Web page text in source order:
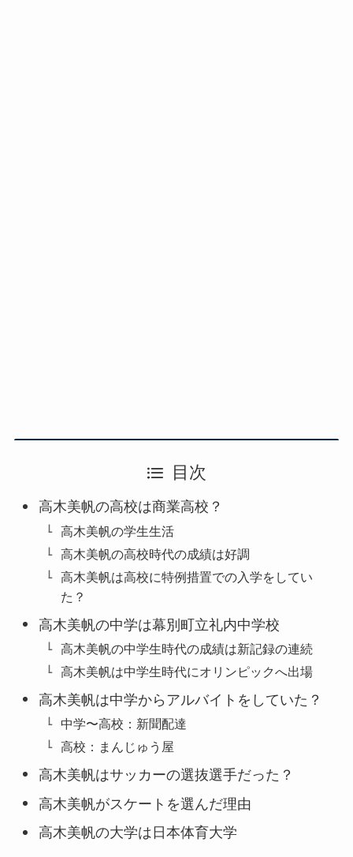
目次
高木美帆の高校は商業高校？
高木美帆の学生生活
高木美帆の高校時代の成績は好調
高木美帆は高校に特例措置での入学をしてい
た？
高木美帆の中学は幕別町立礼内中学校
高木美帆の中学生時代の成績は新記録の連続
高木美帆は中学生時代にオリンピックへ出場
高木美帆は中学からアルバイトをしていた？
中学〜高校：新聞配達
高校：まんじゅう屋
高木美帆はサッカーの選抜選手だった？
高木美帆がスケートを選んだ理由
高木美帆の大学は日本体育大学